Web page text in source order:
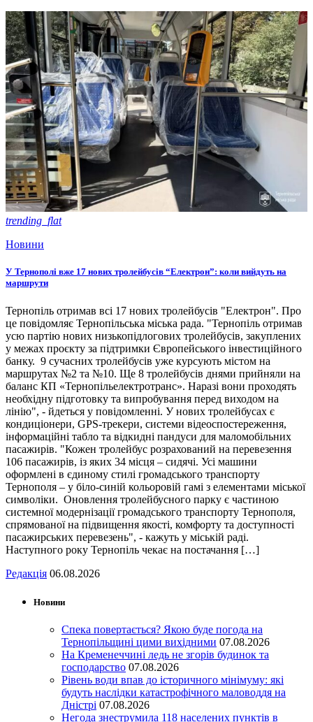
trending_flat
Новини
У Тернополі вже 17 нових тролейбусів “Електрон”: коли вийдуть на
маршрути
Тернопіль отримав всі 17 нових тролейбусів "Електрон". Про
це повідомляє Тернопільська міська рада. "Тернопіль отримав
усю партію нових низькопідлогових тролейбусів, закуплених
у межах проєкту за підтримки Європейського інвестиційного
банку. 9 сучасних тролейбусів уже курсують містом на
маршрутах №2 та №10. Ще 8 тролейбусів днями прийняли на
баланс КП «Тернопільелектротранс». Наразі вони проходять
необхідну підготовку та випробування перед виходом на
лінію", - йдеться у повідомленні. У нових тролейбусах є
кондиціонери, GPS-трекери, системи відеоспостереження,
інформаційні табло та відкидні пандуси для маломобільних
пасажирів. "Кожен тролейбус розрахований на перевезення
106 пасажирів, із яких 34 місця – сидячі. Усі машини
оформлені в єдиному стилі громадського транспорту
Тернополя – у біло-синій кольоровій гамі з елементами міської
символіки. Оновлення тролейбусного парку є частиною
системної модернізації громадського транспорту Тернополя,
спрямованої на підвищення якості, комфорту та доступності
пасажирських перевезень", - кажуть у міській раді.
Наступного року Тернопіль чекає на постачання […]
Редакція 06.08.2026
Новини
Спека повертається? Якою буде погода на
Тернопільщині цими вихідними 07.08.2026
На Кременеччині ледь не згорів будинок та
господарство 07.08.2026
Рівень води впав до історичного мінімуму: які
будуть наслідки катастрофічного маловоддя на
Дністрі 07.08.2026
Негода знеструмила 118 населених пунктів в